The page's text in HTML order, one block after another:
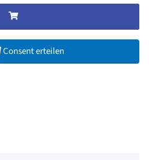
Consent erteilen